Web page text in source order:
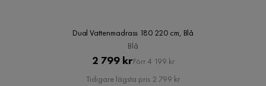
Dual Vattenmadrass 180 220 cm, Blå
Blå
Pris
2 799 krOriginal
Pris
Förr 4 199 kr
Tidigare lägsta pris 2 799 kr